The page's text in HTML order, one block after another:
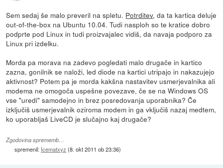
Sem sedaj še malo preveril na spletu. Potrditev, da ta kartica deluje
out-of-the-box na Ubuntu 10.04. Tudi nasploh so te kratice dobro
podprte pod Linux in tudi proizvajalec vidiš, da navaja podporo za
Linux pri izdelku.
Morda pa morava na zadevo pogledati malo drugače in kartico
zazna, gonilnik se naloži, led diode na kartici utripajo in nakazujejo
aktivnost? Potem pa je morda kakšna nastavitev usmerjevalnika ali
modema ne omogoča uspešne povezave, če se na Windows OS
vse "uredi" samodejno in brez posredovanja uporabnika? Če
izključiš usmerjevalnik oziroma modem in ga vključiš nazaj medtem,
ko uporabljaš LiveCD je slučajno kaj drugače?
Zgodovina sprememb…
spremenil: Icematxyz (8. okt 2011 ob 23:36)